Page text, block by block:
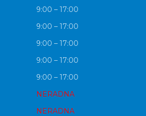
9:00 – 17:00
9:00 – 17:00
9:00 – 17:00
9:00 – 17:00
9:00 – 17:00
NERADNA
NERADNA